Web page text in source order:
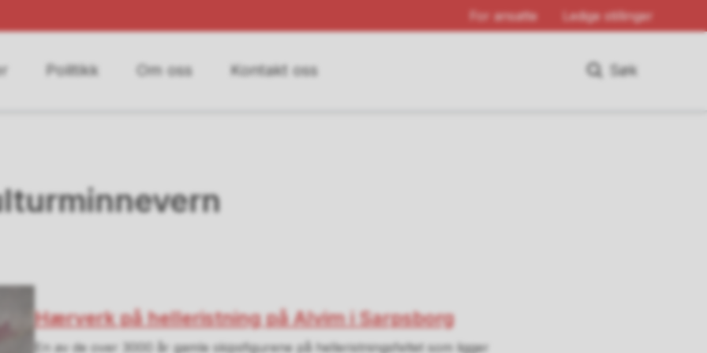
For ansatte Ledige stillinger
Politikk Om oss Kontakt oss Søk
Hærverk på helleristning på Alvim i Sarpsborg
En av de over 3000 år gamle skipsfigurene på helleristningsfeltet som ligger